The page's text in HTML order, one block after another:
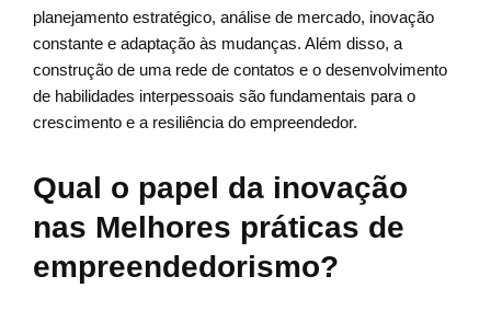
planejamento estratégico, análise de mercado, inovação
constante e adaptação às mudanças. Além disso, a
construção de uma rede de contatos e o desenvolvimento
de habilidades interpessoais são fundamentais para o
crescimento e a resiliência do empreendedor.
Qual o papel da inovação
nas Melhores práticas de
empreendedorismo?